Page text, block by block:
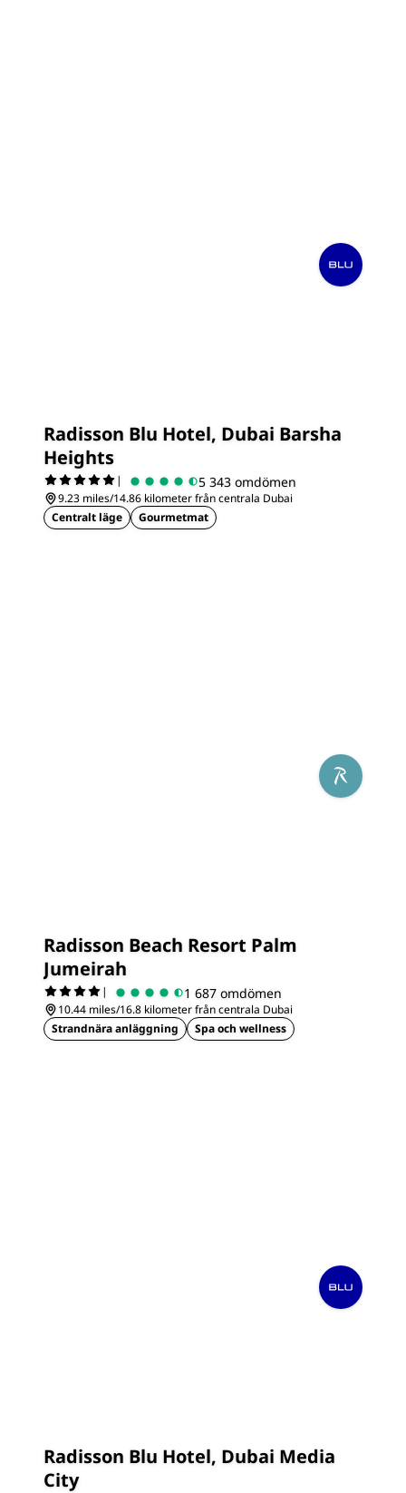
Radisson Blu Hotel, Dubai Barsha
Heights
| 5 343 omdömen
9.23 miles/14.86 kilometer från centrala Dubai
Centralt läge
Gourmetmat
Radisson Beach Resort Palm
Jumeirah
| 1 687 omdömen
10.44 miles/16.8 kilometer från centrala Dubai
Strandnära anläggning
Spa och wellness
Radisson Blu Hotel, Dubai Media
City